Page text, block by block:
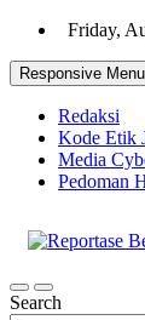
Skip
content
Friday,
Responsive Menu
Redaksi
Kode Etik
Media
Pedoman
Cakrawala
Search